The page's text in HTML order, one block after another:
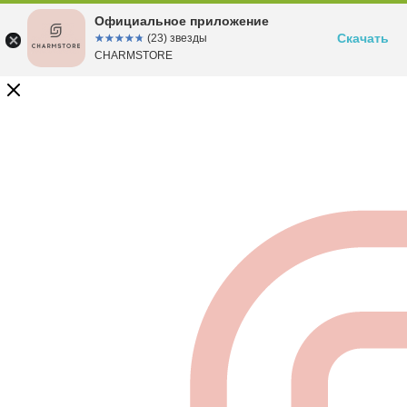
Официальное приложение
☆☆☆☆☆
★★★★★ (23) звезды
CHARMSTORE
Скачать